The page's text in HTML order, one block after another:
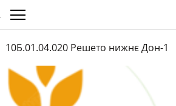
10Б.01.04.020 Решето нижнє Дон-